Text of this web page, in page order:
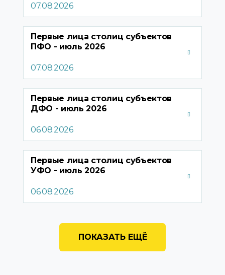
07.08.2026
Первые лица столиц субъектов
ПФО - июль2026
07.08.2026
Первые лица столиц субъектов
ДФО - июль2026
06.08.2026
Первые лица столиц субъектов
УФО - июль2026
06.08.2026
ПОКАЗАТЬ ЕЩЁ